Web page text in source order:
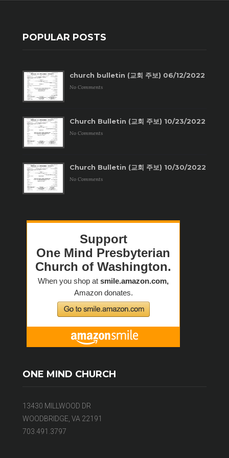
POPULAR POSTS
church bulletin (교회 주보) 06/12/2022
No Comments
Church Bulletin (교회 주보) 10/23/2022
No Comments
Church Bulletin (교회 주보) 10/30/2022
No Comments
ONE MIND CHURCH
13430 MILLWOOD DR
WOODBRIDGE, VA 22191
703.491.3797